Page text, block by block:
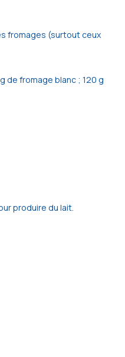
fromages (surtout ceux
de fromage blanc ; 120 g
produire du lait.